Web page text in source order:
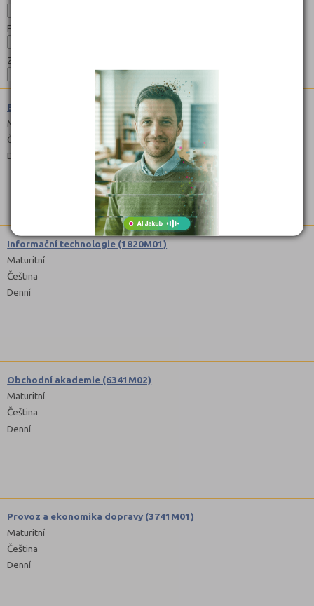
Forma:
Zaměření:
Ekonomické lyceum (7842M02)
Maturitní
Čeština
Denní
Informační technologie (1820M01)
Maturitní
Čeština
Denní
Obchodní akademie (6341M02)
Maturitní
Čeština
Denní
Provoz a ekonomika dopravy (3741M01)
Maturitní
Čeština
Denní